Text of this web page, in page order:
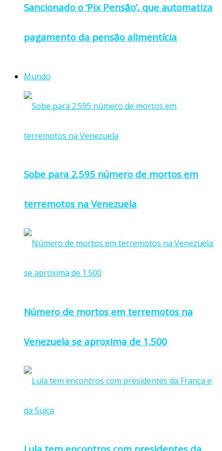
Sancionado o ‘Pix Pensão’, que automatiza
pagamento da pensão alimentícia
Mundo
Sobe para 2.595 número de mortos em
terremotos na Venezuela
Número de mortos em terremotos na
Venezuela se aproxima de 1.500